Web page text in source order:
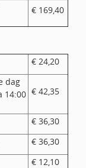
€ 169,40
€ 24,20
dag
14:00 € 42,35
€ 36,30
€ 36,30
€ 12,10